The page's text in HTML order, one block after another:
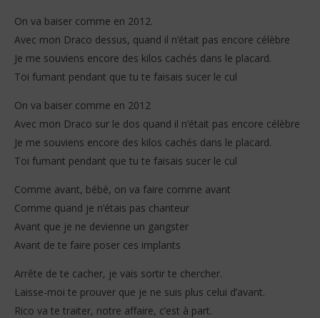
On va baiser comme en 2012.
Avec mon Draco dessus, quand il n’était pas encore célèbre
Je me souviens encore des kilos cachés dans le placard.
Toi fumant pendant que tu te faisais sucer le cul
On va baiser comme en 2012
Avec mon Draco sur le dos quand il n’était pas encore célèbre
Je me souviens encore des kilos cachés dans le placard.
Toi fumant pendant que tu te faisais sucer le cul
Comme avant, bébé, on va faire comme avant
Comme quand je n’étais pas chanteur
Avant que je ne devienne un gangster
Avant de te faire poser ces implants
Arrête de te cacher, je vais sortir te chercher.
Laisse-moi te prouver que je ne suis plus celui d’avant.
Rico va te traiter, notre affaire, c’est à part.